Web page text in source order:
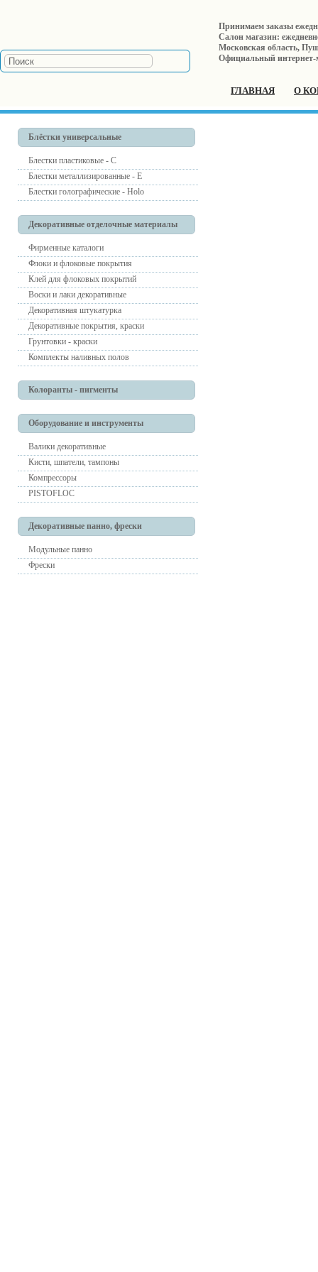
Принимаем заказы
Салон магазин:
Московская область,
Официальный интернет-
ГЛАВНАЯ О
Блёстки универсальные
Блестки пластиковые - С
Блестки металлизированные - Е
Блестки голографические - Holo
Декоративные отделочные материалы
Фирменные каталоги
Флоки и флоковые покрытия
Клей для флоковых покрытий
Воски и лаки декоративные
Декоративная штукатурка
Декоративные покрытия, краски
Грунтовки - краски
Комплекты наливных полов
Колоранты - пигменты
Оборудование и инструменты
Валики декоративные
Кисти, шпатели, тампоны
Компрессоры
PISTOFLOC
Декоративные панно, фрески
Модульные панно
Фрески